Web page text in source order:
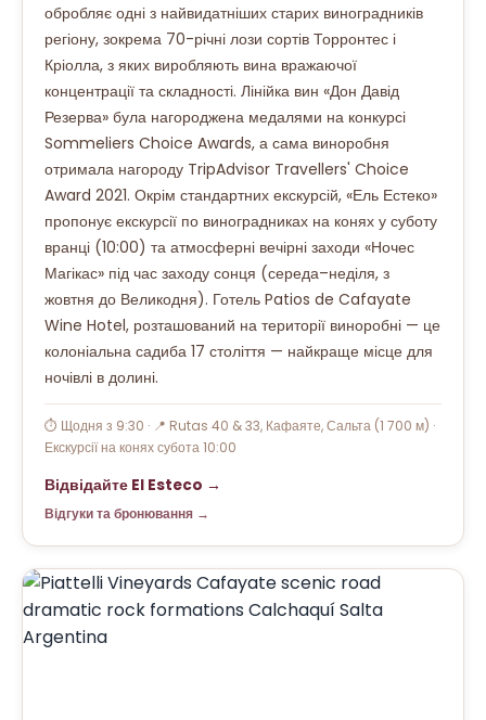
обробляє одні з найвидатніших старих виноградників
регіону, зокрема 70-річні лози сортів Торронтес і
Кріолла, з яких виробляють вина вражаючої
концентрації та складності. Лінійка вин «Дон Давід
Резерва» була нагороджена медалями на конкурсі
Sommeliers Choice Awards, а сама виноробня
отримала нагороду TripAdvisor Travellers' Choice
Award 2021. Окрім стандартних екскурсій, «Ель Естеко»
пропонує екскурсії по виноградниках на конях у суботу
вранці (10:00) та атмосферні вечірні заходи «Ночес
Магікас» під час заходу сонця (середа–неділя, з
жовтня до Великодня). Готель Patios de Cafayate
Wine Hotel, розташований на території виноробні — це
колоніальна садиба 17 століття — найкраще місце для
ночівлі в долині.
⏱ Щодня з 9:30 · 📍 Rutas 40 & 33, Кафаяте, Сальта (1 700 м) ·
Екскурсії на конях субота 10:00
Відвідайте El Esteco →
Відгуки та бронювання →